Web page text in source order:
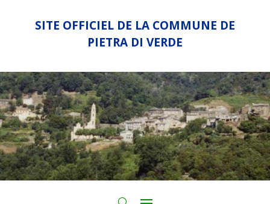
SITE OFFICIEL DE LA COMMUNE DE
PIETRA DI VERDE